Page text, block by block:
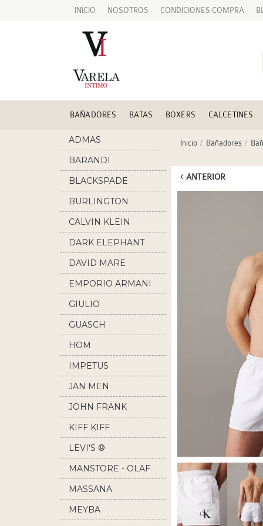
INICIO NOSOTROS CONDICIONES COMPRA
BAÑADORES BATAS BOXERS CALCETINES
ADMAS
BARANDI
BLACKSPADE
BURLINGTON
CALVIN KLEIN
DARK ELEPHANT
DAVID MARE
EMPORIO ARMANI
GIULIO
GUASCH
HOM
IMPETUS
JAN MEN
JOHN FRANK
KIFF KIFF
LEVI'S ®
MANSTORE - OLAF
BENZ
MASSANA
MEYBA
Inicio Bañadores
ANTERIOR